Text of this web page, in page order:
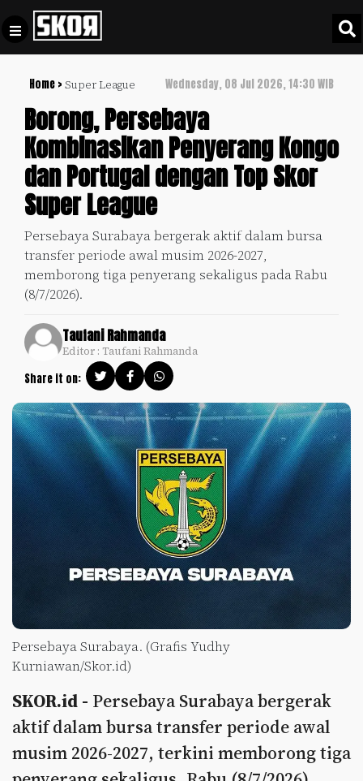
Home > Super League Wednesday, 08 Jul 2026, 14:30 WIB
Borong, Persebaya
Kombinasikan Penyerang Kongo
dan Portugal dengan Top Skor
Super League
Persebaya Surabaya bergerak aktif dalam bursa
transfer periode awal musim 2026-2027,
memborong tiga penyerang sekaligus pada Rabu
(8/7/2026).
Taufani Rahmanda
Editor : Taufani Rahmanda
Share it on:
Persebaya Surabaya. (Grafis Yudhy
Kurniawan/Skor.id)
SKOR.id - Persebaya Surabaya bergerak
aktif dalam bursa transfer periode awal
musim 2026-2027, terkini memborong tiga
Football +
Culture +
Sports
Update
+
Timnas
Indonesia
SKOR
SPECIAL
Video
Policy
Pedoman
Pemberitaan
Media
Siber
Disclaimer
Tentang
Kami